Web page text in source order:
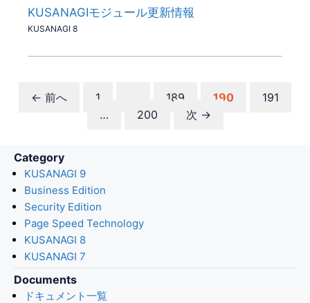
KUSANAGIモジュール更新情報
KUSANAGI 8
← 前へ
ペ
1
ペ
189
ペ
190
ペ
191
…
ペ
200 次 →
Category
KUSANAGI 9
Business Edition
Security Edition
Page Speed Technology
KUSANAGI 8
KUSANAGI 7
Documents
ドキュメント一覧